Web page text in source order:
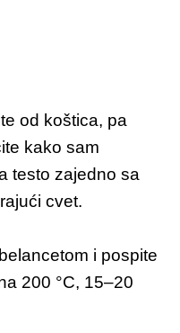
od koštica, pa
kako sam
testo zajedno sa
cvet.
i pospite
200 °C, 15–20